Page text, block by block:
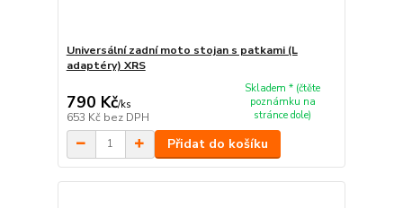
Universální zadní moto stojan s patkami (L
adaptéry) XRS
790 Kč/ks
653 Kč bez DPH
Skladem * (čtěte
poznámku na
stránce dole)
Přidat do košíku